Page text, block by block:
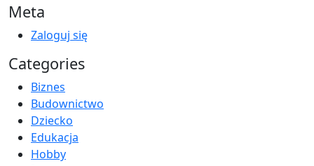
Meta
Zaloguj się
Categories
Biznes
Budownictwo
Dziecko
Edukacja
Hobby